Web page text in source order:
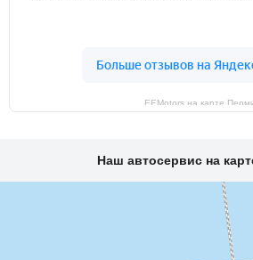
EEMotors на карте
Наш автосервис на